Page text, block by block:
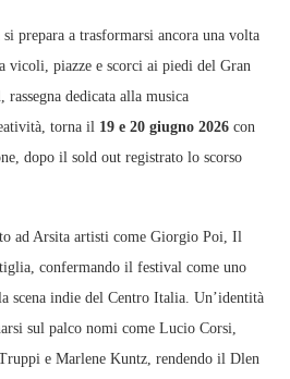
prepara a trasformarsi ancora una volta
vicoli, piazze e scorci ai piedi del Gran
, rassegna dedicata alla musica
torna il 19 e 20 giugno 2026 con
dopo il sold out registrato lo scorso
ad Arsita artisti come Giorgio Poi, Il
confermando il festival come uno
scena indie del Centro Italia. Un’identità
sul palco nomi come Lucio Corsi,
e Marlene Kuntz, rendendo il Dlen